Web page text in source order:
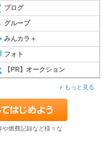
ブログ
グループ
みんカラ＋
フォト
【PR】オークション
もっと見る
や燃費記録など様々な